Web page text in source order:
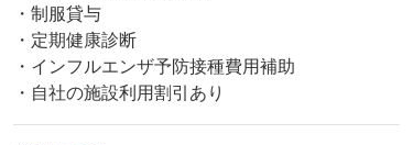
・制服貸与
・定期健康診断
・インフルエンザ予防接種費用補助
・自社の施設利用割引あり